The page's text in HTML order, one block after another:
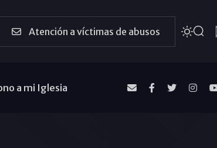
Atención a víctimas de abusos
a mi Iglesia